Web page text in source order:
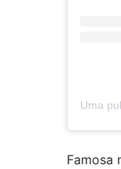
Famosa